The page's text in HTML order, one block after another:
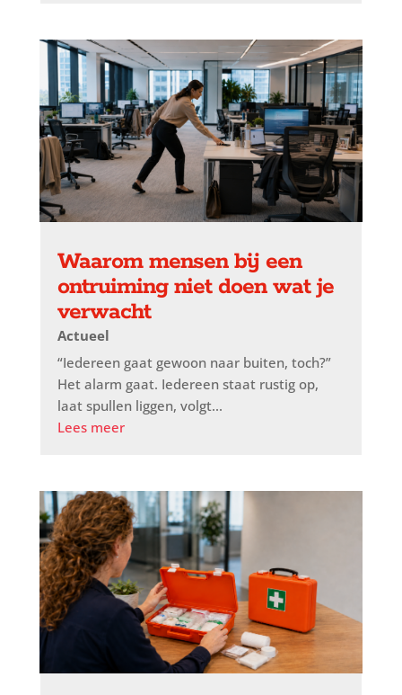
Waarom mensen bij een
ontruiming niet doen wat je
verwacht
Actueel
“Iedereen gaat gewoon naar buiten, toch?”
Het alarm gaat. Iedereen staat rustig op,
laat spullen liggen, volgt...
Lees meer